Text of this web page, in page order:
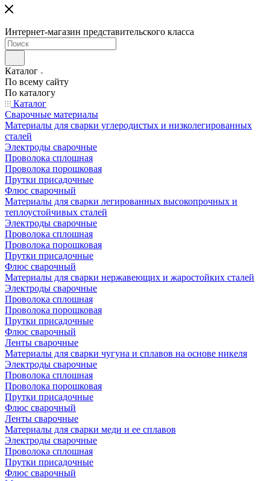
Интернет-магазин представительского класса
Каталог
По всему сайту
По каталогу
Каталог
Сварочные материалы
Материалы для сварки углеродистых и низколегированных
сталей
Электроды сварочные
Проволока сплошная
Проволока порошковая
Прутки присадочные
Флюс сварочный
Материалы для сварки легированных высокопрочных и
теплоустойчивых сталей
Электроды сварочные
Проволока сплошная
Проволока порошковая
Прутки присадочные
Флюс сварочный
Материалы для сварки нержавеющих и жаростойких сталей
Электроды сварочные
Проволока сплошная
Проволока порошковая
Прутки присадочные
Флюс сварочный
Ленты сварочные
Материалы для сварки чугуна и сплавов на основе никеля
Электроды сварочные
Проволока сплошная
Проволока порошковая
Прутки присадочные
Флюс сварочный
Ленты сварочные
Материалы для сварки меди и ее сплавов
Электроды сварочные
Проволока сплошная
Прутки присадочные
Флюс сварочный